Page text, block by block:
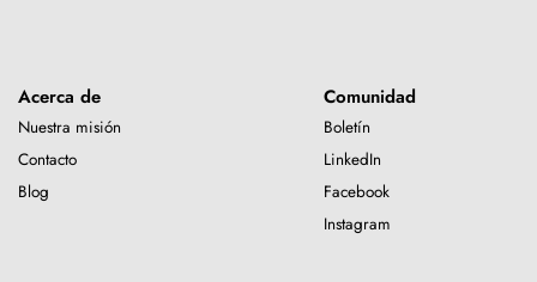
Acerca de
Nuestra misión
Contacto
Blog
Comunidad
Boletín
LinkedIn
Facebook
Instagram